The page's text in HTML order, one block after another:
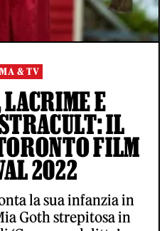
& TV
E
IL
FILM
2022
la sua infanzia in
Goth strepitosa in